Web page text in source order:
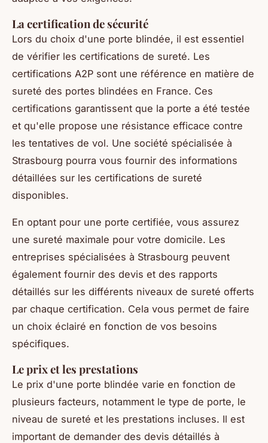
La certification de sécurité
Lors du choix d'une porte blindée, il est essentiel
de vérifier les certifications de sureté. Les
certifications A2P sont une référence en matière de
sureté des portes blindées en France. Ces
certifications garantissent que la porte a été testée
et qu'elle propose une résistance efficace contre
les tentatives de vol. Une société spécialisée à
Strasbourg pourra vous fournir des informations
détaillées sur les certifications de sureté
disponibles.
En optant pour une porte certifiée, vous assurez
une sureté maximale pour votre domicile. Les
entreprises spécialisées à Strasbourg peuvent
également fournir des devis et des rapports
détaillés sur les différents niveaux de sureté offerts
par chaque certification. Cela vous permet de faire
un choix éclairé en fonction de vos besoins
spécifiques.
Le prix et les prestations
Le prix d'une porte blindée varie en fonction de
plusieurs facteurs, notamment le type de porte, le
niveau de sureté et les prestations incluses. Il est
important de demander des devis détaillés à